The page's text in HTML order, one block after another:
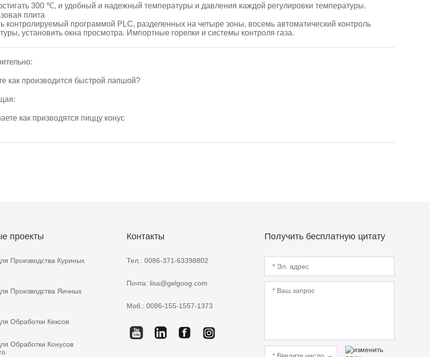
300 ℃, и удобный и надежный температуры и давления каждой регулировки температуры.
плита
контролируемый программой PLC, разделенных на четыре зоны, восемь автоматический контроль
установить окна просмотра. Импортные горелки и системы контроля газа.
как производится быстрой лапшой?
как призводятся пиццу конус
проекты
Производства Куриных
Производства Яичных
Обработки Кексов
Обработки Конусов
Контакты
Тел.: 0086-371-63398802
Почта: lisa@gelgoog.com
Моб.: 0086-155-1557-1373
Получить бесплатную цитату